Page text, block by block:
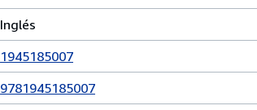
Inglés
1945185007
9781945185007